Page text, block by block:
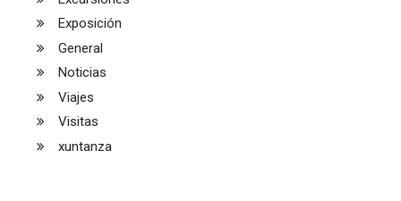
Exposición
General
Noticias
Viajes
Visitas
xuntanza